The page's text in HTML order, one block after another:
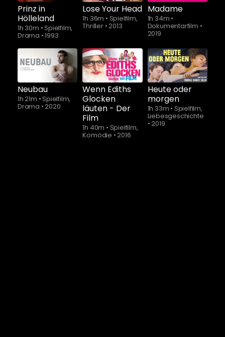
Prinz in
Hölleland
1h 30m • Spielfilm,
Drama •1993
Lose Your Head
1h 36m • Spielfilm,
Thriller •2013
Madame
1h 34m •
Dokumentarfilm •
2019
Neubau
1h 21m • Spielfilm,
Drama •2020
Wenn Ediths
Glocken
läuten - Der
Film
1h 40m • Spielfilm,
Komödie •2016
Schauen Sie
ab$5.90
Heute oder
morgen
1h 33m • Spielfilm,
Liebesgeschichte
•2019